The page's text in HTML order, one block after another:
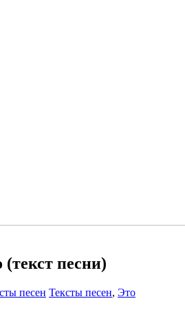
песни)
песен Тексты песен, Это